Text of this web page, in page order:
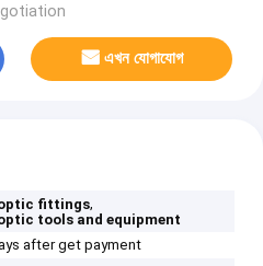
এখন যোগাযোগ
fittings,
tools and equipment
after get payment